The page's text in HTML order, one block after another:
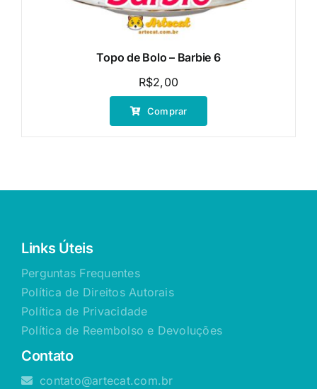
Topo de Bolo – Barbie 6
R$2,00
Comprar
Links Úteis
Perguntas Frequentes
Política de Direitos Autorais
Política de Privacidade
Política de Reembolso e Devoluções
Contato
contato@artecat.com.br